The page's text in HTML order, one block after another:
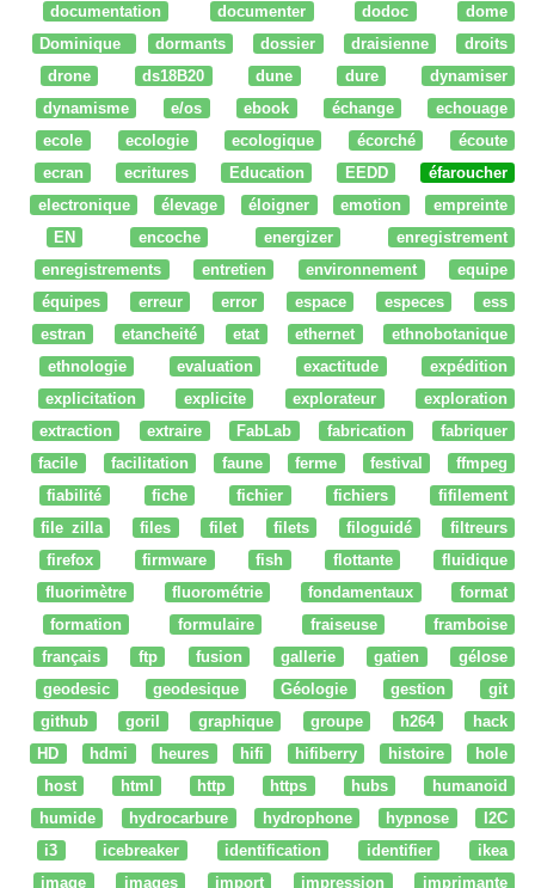
documentation
documenter dodoc
dome
Dominique
dormants dossier draisienne
droits
drone
ds18B20 dune dure
dynamiser
dynamisme
e/os ebook échange
echouage
ecole
ecologie ecologique écorché
écoute
ecran
ecritures Education EEDD
éfaroucher
electronique
élevage éloigner emotion
empreinte
EN
encoche energizer
enregistrement
enregistrements
entretien environnement
equipe
équipes
erreur error espace especes
ess
estran
etancheité etat ethernet
ethnobotanique
ethnologie
evaluation exactitude
expédition
explicitation
explicite explorateur
exploration
extraction
extraire FabLab fabrication
fabriquer
facile
facilitation faune ferme festival
ffmpeg
fiabilité
fiche fichier fichiers
fifilement
file zilla
files filet filets filoguidé
filtreurs
firefox
firmware fish flottante
fluidique
fluorimètre
fluorométrie fondamentaux
format
formation
formulaire fraiseuse
framboise
français
ftp fusion gallerie gatien
gélose
geodesic
geodesique Géologie gestion
git
github
goril graphique groupe h264
hack
HD
hdmi heures hifi hifiberry histoire
hole
host
html http https hubs
humanoid
humide
hydrocarbure hydrophone hypnose
I2C
i3
icebreaker identification identifier
ikea
image
images import impression imprimante